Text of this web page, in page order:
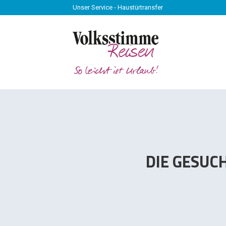
Unser Service - Haustürtransfer
Unser Service - Haustürtransfer
DIE